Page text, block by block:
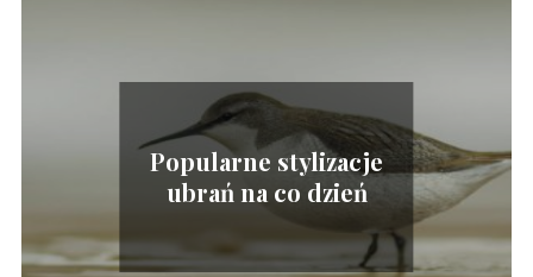
Popularne stylizacje
ubrań na co dzień